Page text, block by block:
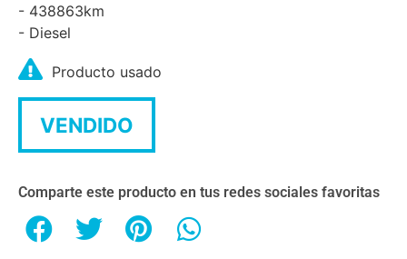
- 438863km
- Diesel
Producto usado
VENDIDO
Comparte este producto en tus redes sociales favoritas